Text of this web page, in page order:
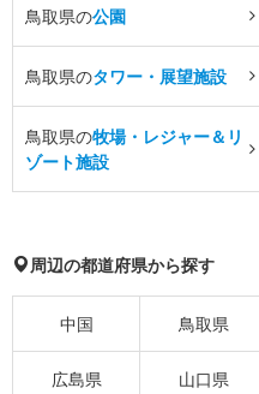
鳥取県の公園
鳥取県のタワー・展望施設
鳥取県の牧場・レジャー＆リ
ゾート施設
周辺の都道府県から探す
中国 鳥取県
広島県 山口県